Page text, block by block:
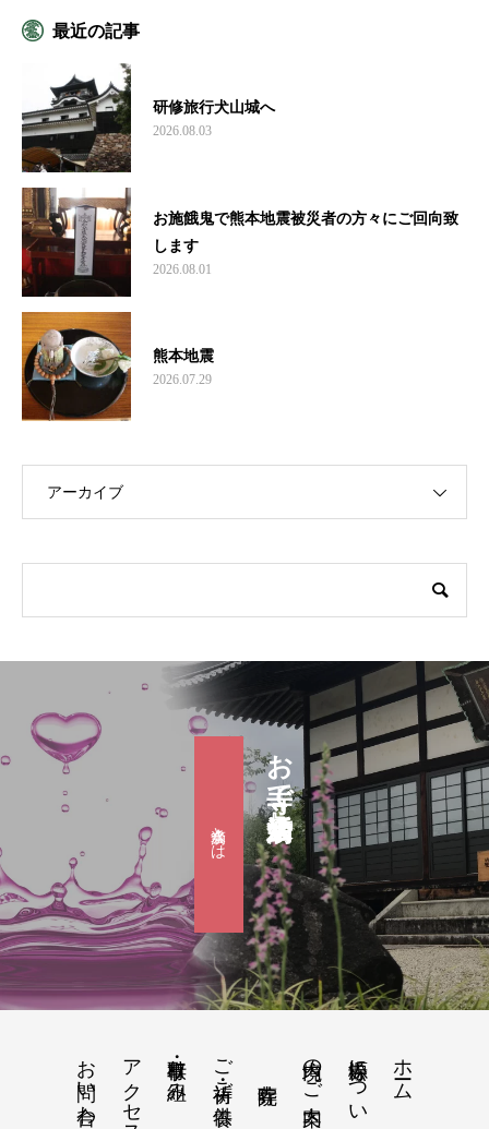
最近の記事
研修旅行犬山城へ
2026.08.03
お施餓鬼で熊本地震被災者の方々にご回向致
します
2026.08.01
熊本地震
2026.07.29
アーカイブ
お寺で婚活『滴水会』
滴水会とは
ホーム
松源寺について
境内のご案内
ご祈祷・ご供養
行事・取り組み
アクセス地図
お問い合わせ